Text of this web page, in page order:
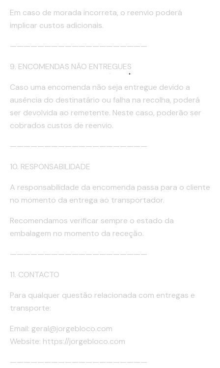
Em caso de morada incorreta, o reenvio poderá
implicar custos adicionais.
————————————————————
9. ENCOMENDAS NÃO ENTREGUES
Caso uma encomenda não seja entregue devido a
ausência do destinatário ou falha na recolha, poderá
ser devolvida ao remetente. Neste caso, poderão ser
cobrados custos de reenvio.
————————————————————
10. RESPONSABILIDADE
A responsabilidade da encomenda passa para o cliente
no momento da entrega ao transportador.
Recomendamos verificar sempre o estado da
embalagem no momento da receção.
————————————————————
11. CONTACTO
Para qualquer questão relacionada com entregas e
transporte:
Email: geral@jorgebloco.com
Website: https://jorgebloco.com
————————————————————